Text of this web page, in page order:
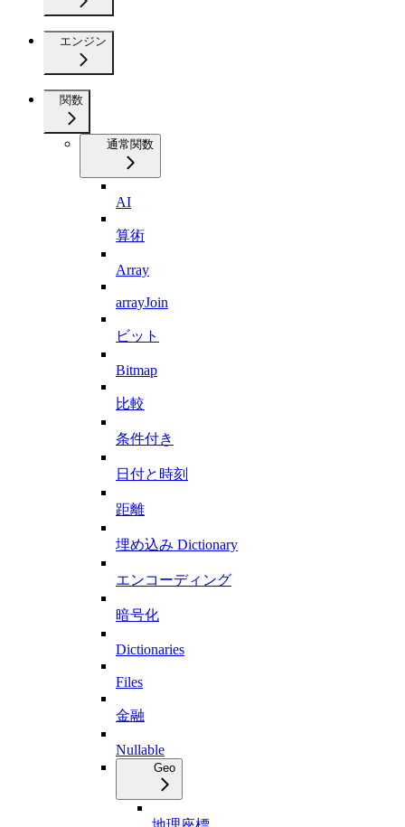
エンジン
関数
通常関数
AI
算術
Array
arrayJoin
ビット
Bitmap
比較
条件付き
日付と時刻
距離
埋め込み Dictionary
エンコーディング
暗号化
Dictionaries
Files
金融
Nullable
Geo